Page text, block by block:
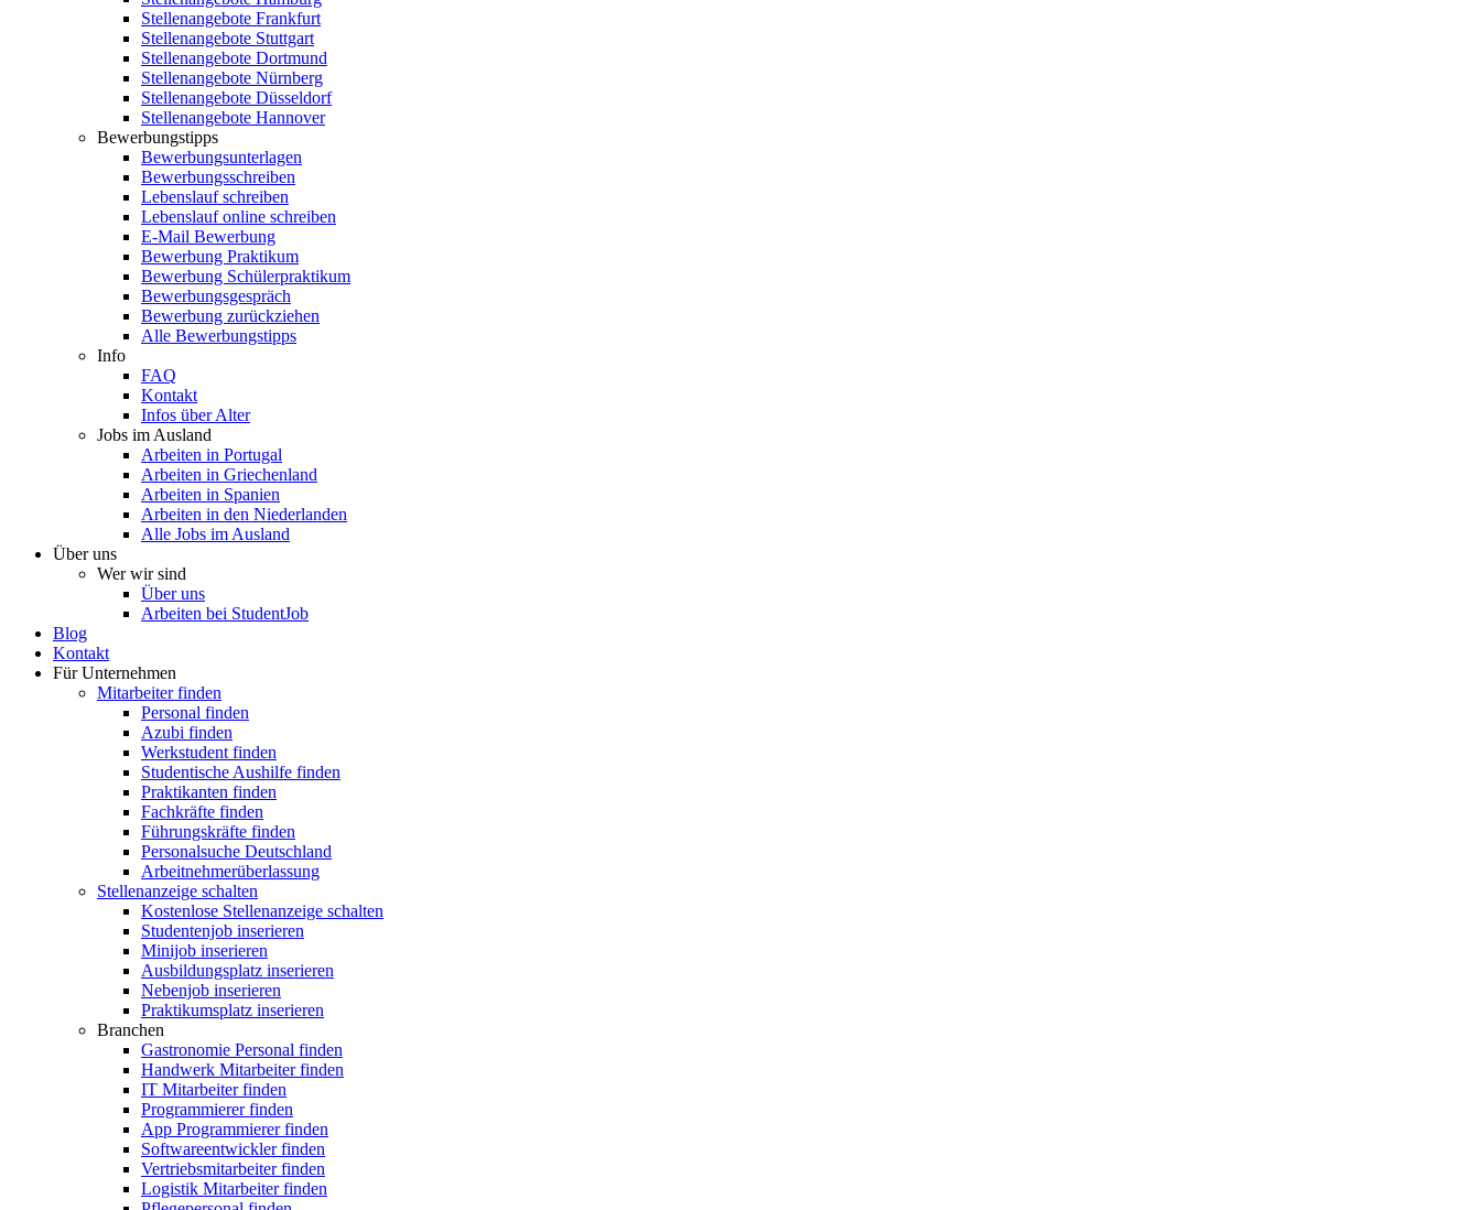
Stellenangebote Frankfurt
Stellenangebote Stuttgart
Stellenangebote Dortmund
Stellenangebote Nürnberg
Stellenangebote Düsseldorf
Stellenangebote Hannover
Bewerbungstipps
Bewerbungsunterlagen
Bewerbungsschreiben
Lebenslauf schreiben
Lebenslauf online schreiben
E-Mail Bewerbung
Bewerbung Praktikum
Bewerbung Schülerpraktikum
Bewerbungsgespräch
Bewerbung zurückziehen
Alle Bewerbungstipps
Info
FAQ
Kontakt
Infos über Alter
Jobs im Ausland
Arbeiten in Portugal
Arbeiten in Griechenland
Arbeiten in Spanien
Arbeiten in den Niederlanden
Alle Jobs im Ausland
Über uns
Wer wir sind
Über uns
Arbeiten bei StudentJob
Blog
Kontakt
Für Unternehmen
Mitarbeiter finden
Personal finden
Azubi finden
Werkstudent finden
Studentische Aushilfe finden
Praktikanten finden
Fachkräfte finden
Führungskräfte finden
Personalsuche Deutschland
Arbeitnehmerüberlassung
Stellenanzeige schalten
Kostenlose Stellenanzeige schalten
Studentenjob inserieren
Minijob inserieren
Ausbildungsplatz inserieren
Nebenjob inserieren
Praktikumsplatz inserieren
Branchen
Gastronomie Personal finden
Handwerk Mitarbeiter finden
IT Mitarbeiter finden
Programmierer finden
App Programmierer finden
Softwareentwickler finden
Vertriebsmitarbeiter finden
Logistik Mitarbeiter finden